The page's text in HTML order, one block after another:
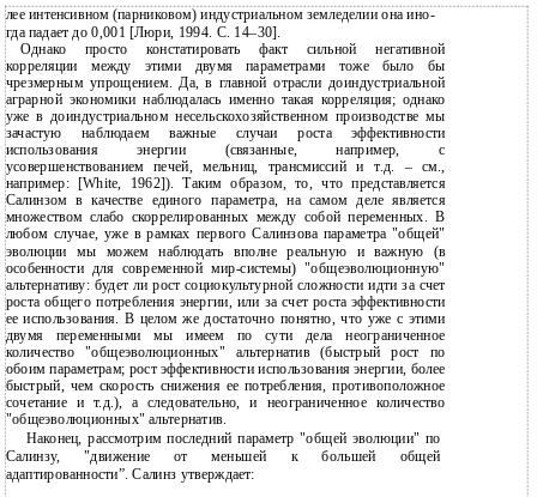
лее интенсивном (парниковом) индустриальном земледелии она ино-
гда падает до 0,001 [Люри, 1994. С. 14–30].
Однако просто констатировать факт сильной негативной
корреляции между этими двумя параметрами тоже было бы
чрезмерным упрощением. Да, в главной отрасли доиндустриальной
аграрной экономики наблюдалась именно такая корреляция; однако
уже в доиндустриальном несельскохозяйственном производстве мы
зачастую наблюдаем важные случаи роста эффективности
использования энергии (связанные, например, с
усовершенствованием печей, мельниц, трансмиссий и т.д. – см.,
например: [White, 1962]). Таким образом, то, что представляется
Салинзом в качестве единого параметра, на самом деле является
множеством слабо скоррелированных между собой переменных. В
любом случае, уже в рамках первого Салинзова параметра "общей"
эволюции мы можем наблюдать вполне реальную и важную (в
особенности для современной мир-системы) "общеэволюционную"
альтернативу: будет ли рост социокультурной сложности идти за счет
роста общего потребления энергии, или за счет роста эффективности
ее использования. В целом же достаточно понятно, что уже с этими
двумя переменными мы имеем по сути дела неограниченное
количество "общеэволюционных" альтернатив (быстрый рост по
обоим параметрам; рост эффективности использования энергии, более
быстрый, чем скорость снижения ее потребления, противоположное
сочетание и т.д.), а следовательно, и неограниченное количество
"общеэволюционных" альтернатив.
Наконец, рассмотрим последний параметр "общей эволюции" по
Салинзу, "движение от меньшей к большей общей
адаптированности”. Салинз утверждает: